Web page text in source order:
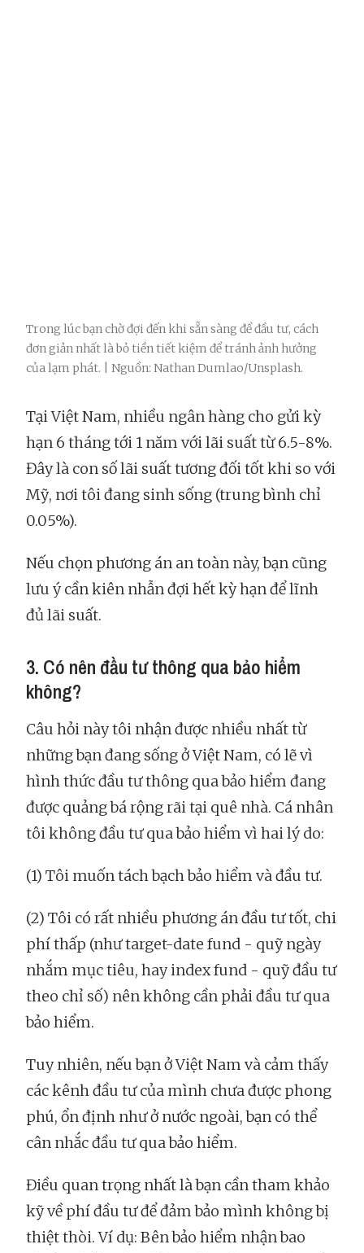
Trong lúc bạn chờ đợi đến khi sẵn sàng để đầu tư, cách
đơn giản nhất là bỏ tiền tiết kiệm để tránh ảnh hưởng
của lạm phát. | Nguồn: Nathan Dumlao/Unsplash.
Tại Việt Nam, nhiều ngân hàng cho gửi kỳ
hạn 6 tháng tới 1 năm với lãi suất từ 6.5-8%.
Đây là con số lãi suất tương đối tốt khi so với
Mỹ, nơi tôi đang sinh sống (trung bình chỉ
0.05%).
Nếu chọn phương án an toàn này, bạn cũng
lưu ý cần kiên nhẫn đợi hết kỳ hạn để lĩnh
đủ lãi suất.
3. Có nên đầu tư thông qua bảo hiểm
không?
Câu hỏi này tôi nhận được nhiều nhất từ
những bạn đang sống ở Việt Nam, có lẽ vì
hình thức đầu tư thông qua bảo hiểm đang
được quảng bá rộng rãi tại quê nhà. Cá nhân
tôi không đầu tư qua bảo hiểm vì hai lý do:
(1) Tôi muốn tách bạch bảo hiểm và đầu tư.
(2) Tôi có rất nhiều phương án đầu tư tốt, chi
phí thấp (như target-date fund - quỹ ngày
nhắm mục tiêu, hay index fund - quỹ đầu tư
theo chỉ số) nên không cần phải đầu tư qua
bảo hiểm.
Tuy nhiên, nếu bạn ở Việt Nam và cảm thấy
các kênh đầu tư của mình chưa được phong
phú, ổn định như ở nước ngoài, bạn có thể
cân nhắc đầu tư qua bảo hiểm.
Điều quan trọng nhất là bạn cần tham khảo
kỹ về phí đầu tư để đảm bảo mình không bị
thiệt thòi. Ví dụ: Bên bảo hiểm nhận bao